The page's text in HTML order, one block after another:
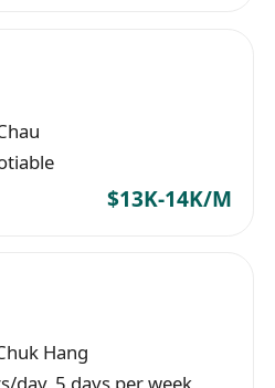
$13K-14K/M
Hang